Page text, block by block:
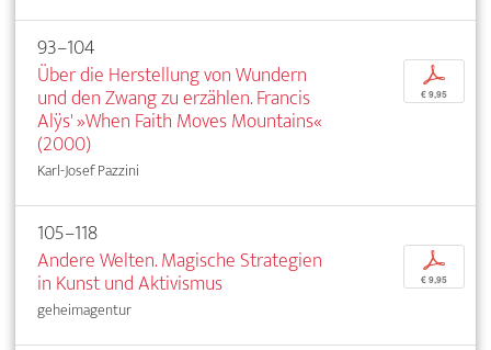
93–104
Über die Herstellung von Wundern
und den Zwang zu erzählen. Francis
Alÿs' »When Faith Moves Mountains«
(2000)
Karl-Josef Pazzini
p
€ 9,95
105–118
Andere Welten. Magische Strategien
in Kunst und Aktivismus
geheimagentur
p
€ 9,95